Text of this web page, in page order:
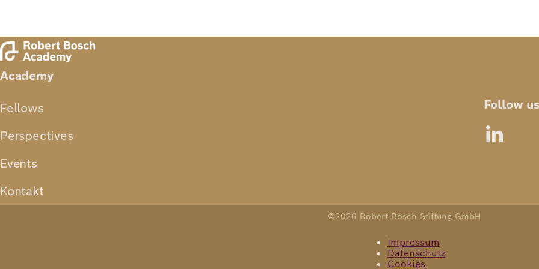
Academy
Fellows
Perspectives
Events
Kontakt
Follow
©2026 Robert Bosch Stiftung GmbH
Impressum
Datenschutz
Cookies